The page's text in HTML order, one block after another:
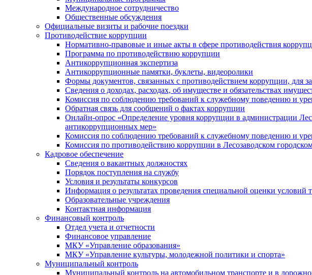
Международное сотрудничество
Общественные обсуждения
Официальные визиты и рабочие поездки
Противодействие коррупции
Нормативно-правовые и иные акты в сфере противодействия
Программа по противодействию коррупции
Антикоррупционная экспертиза
Антикоррупционные памятки, буклеты, видеоролики
Формы документов, связанных с противодействием коррупции, для
Сведения о доходах, расходах, об имуществе и обязательствах
Комиссия по соблюдению требований к служебному поведению и
Обратная связь для сообщений о фактах коррупции
Онлайн-опрос «Определение уровня коррупции в администрации
антикоррупционных мер»
Комиссия по соблюдению требований к служебному поведению и
Комиссия по противодействию коррупции в Лесозаводском
Кадровое обеспечение
Сведения о вакантных должностях
Порядок поступления на службу
Условия и результаты конкурсов
Информация о результатах проведения специальной оценки условий
Образовательные учреждения
Контактная информация
Финансовый контроль
Отдел учета и отчетности
Финансовое управление
МКУ «Управление образования»
МКУ «Управление культуры, молодежной политики и спорта»
Муниципальный контроль
Муниципальный контроль на автомобильном транспорте и в